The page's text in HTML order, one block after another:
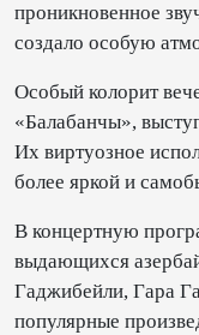
проникновенное
создало особую
Особый колорит
«Балабанчы»,
Их виртуозное
более яркой и
В концертную
выдающихся
Гаджибейли, Гара
популярные